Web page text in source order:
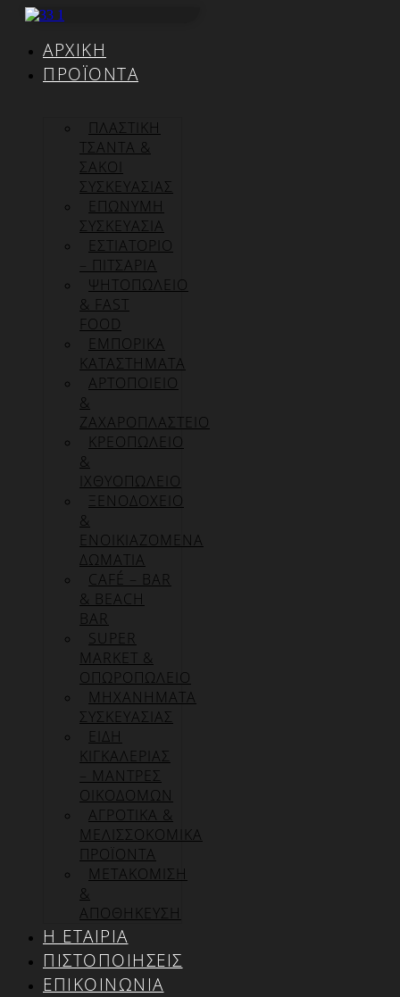
Μετάβαση
περιεχόμενοΑΡΧΙΚΉ
ΠΡΟΪΌΝΤΑ
ΠΛΑΣΤΙΚΗ
ΤΣΑΝΤΑ &
ΣΑΚΟΙ
ΣΥΣΚΕΥΑΣΙΑΣ
ΕΠΏΝΥΜΗ
ΣΥΣΚΕΥΑΣΊΑ
ΕΣΤΙΑΤΟΡΙΟ
– ΠΙΤΣΑΡΙΑ
ΨΗΤΟΠΩΛΕΙΟ
& FAST
FOOD
ΕΜΠΟΡΙΚΑ
ΚΑΤΑΣΤΗΜΑΤΑ
ΑΡΤΟΠΟΙΕΙΟ
&
ΖΑΧΑΡΟΠΛΑΣΤΕΙΟ
ΚΡΕΟΠΩΛΕΙΟ
&
ΙΧΘΥΟΠΩΛΕΙΟ
ΞΕΝΟΔΟΧΕΙΟ
&
ΕΝΟΙΚΙΑΖΟΜΕΝΑ
ΔΩΜΑΤΙΑ
CAFÉ – BAR
& BEACH
BAR
SUPER
MARKET &
ΟΠΩΡΟΠΩΛΕΙΟ
ΜΗΧΑΝΗΜΑΤΑ
ΣΥΣΚΕΥΑΣΙΑΣ
ΕΙΔΗ
ΚΙΓΚΑΛΕΡΙΑΣ
– ΜΑΝΤΡΕΣ
ΟΙΚΟΔΟΜΩΝ
ΑΓΡΟΤΙΚΑ &
ΜΕΛΙΣΣΟΚΟΜΙΚΑ
ΠΡΟΪΟΝΤΑ
ΜΕΤΑΚΟΜΙΣΗ
&
ΑΠΟΘΗΚΕΥΣΗ
Η ΕΤΑΙΡΊΑ
ΠΙΣΤΟΠΟΙΉΣΕΙΣ
ΕΠΙΚΟΙΝΩΝΊΑ